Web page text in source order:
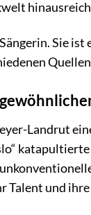
Sie
Landrut
und